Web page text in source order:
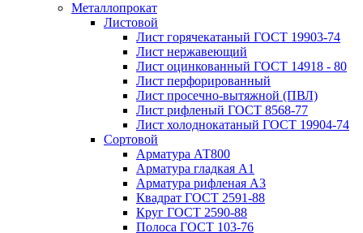
Металлопрокат
Листовой
Лист горячекатаный ГОСТ 19903-74
Лист нержавеющий
Лист оцинкованный ГОСТ 14918 - 80
Лист перфорированный
Лист просечно-вытяжной (ПВЛ)
Лист рифленый ГОСТ 8568-77
Лист холоднокатаный ГОСТ 19904-74
Сортовой
Арматура АТ800
Арматура гладкая А1
Арматура рифленая А3
Квадрат ГОСТ 2591-88
Круг ГОСТ 2590-88
Полоса ГОСТ 103-76